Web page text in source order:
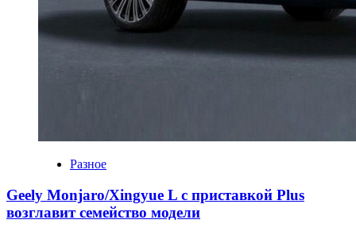
Разное
Geely Monjaro/Xingyue L с приставкой Plus
возглавит семейство модели